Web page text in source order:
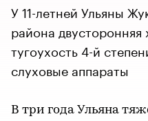
У 11-летней Ульяны
района
тугоухость 4-й
слуховые аппараты
В три года Ульяна